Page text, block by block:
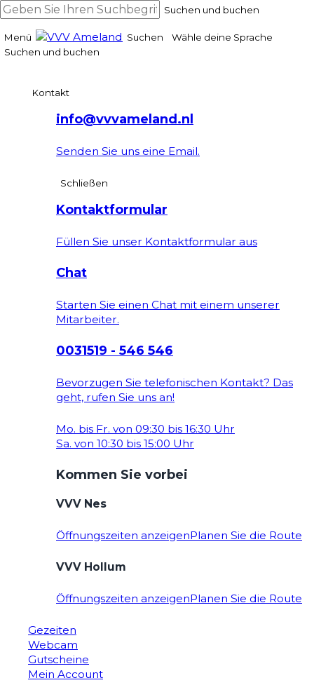
Suchen und buchen
Menü Suchen
Wähle deine Sprache
Suchen und buchen
Kontakt
info@vvvameland.nl
Senden Sie uns eine Email.
Schließen
Kontaktformular
Füllen Sie unser Kontaktformular aus
Chat
Starten Sie einen Chat mit einem unserer
Mitarbeiter.
0031519 - 546 546
Bevorzugen Sie telefonischen Kontakt? Das
geht, rufen Sie uns an!
Mo. bis Fr. von 09:30 bis 16:30 Uhr
Sa. von 10:30 bis 15:00 Uhr
Kommen Sie vorbei
VVV Nes
Öffnungszeiten anzeigenPlanen Sie die Route
VVV Hollum
Öffnungszeiten anzeigenPlanen Sie die Route
Gezeiten
Webcam
Gutscheine
Mein Account